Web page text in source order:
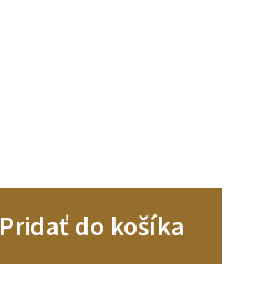
Pridať do košíka